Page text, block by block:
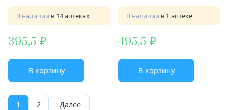
В наличии в 14 аптеках
395,5
В корзину
В наличии в 1 аптеке
495,5
В корзину
1 2 Далее